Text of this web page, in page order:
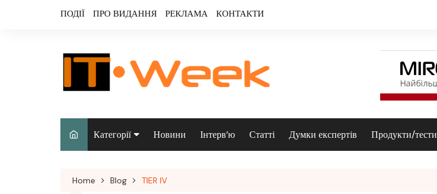
ПОДІЇ ПРО ВИДАННЯ РЕКЛАМА КОНТАКТИ
Категорії
Аудіо & відео
Новини Інтерв’ю Статті Думки експертів Продукти/тести
Home Blog TIER IV